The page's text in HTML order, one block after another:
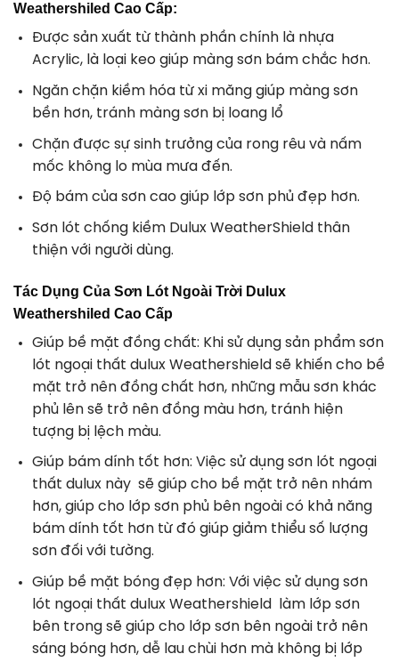
Weathershiled Cao Cấp:
Được sản xuất từ thành phần chính là nhựa
Acrylic, là loại keo giúp màng sơn bám chắc hơn.
Ngăn chặn kiềm hóa từ xi măng giúp màng sơn
bền hơn, tránh màng sơn bị loang lổ
Chặn được sự sinh trưởng của rong rêu và nấm
mốc không lo mùa mưa đến.
Độ bám của sơn cao giúp lớp sơn phủ đẹp hơn.
Sơn lót chống kiềm Dulux WeatherShield thân
thiện với người dùng.
Tác Dụng Của Sơn Lót Ngoài Trời Dulux
Weathershiled Cao Cấp
Giúp bề mặt đồng chất: Khi sử dụng sản phẩm sơn
lót ngoại thất dulux Weathershield sẽ khiến cho bề
mặt trở nên đồng chất hơn, những mẫu sơn khác
phủ lên sẽ trở nên đồng màu hơn, tránh hiện
tượng bị lệch màu.
Giúp bám dính tốt hơn: Việc sử dụng sơn lót ngoại
thất dulux này sẽ giúp cho bề mặt trở nên nhám
hơn, giúp cho lớp sơn phủ bên ngoài có khả năng
bám dính tốt hơn từ đó giúp giảm thiểu số lượng
sơn đối với tường.
Giúp bề mặt bóng đẹp hơn: Với việc sử dụng sơn
lót ngoại thất dulux Weathershield làm lớp sơn
bên trong sẽ giúp cho lớp sơn bên ngoài trở nên
sáng bóng hơn, dễ lau chùi hơn mà không bị lớp